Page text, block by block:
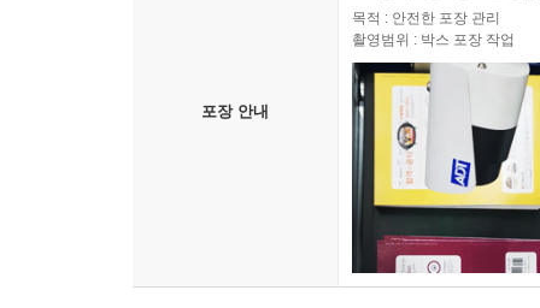
포장 안내
목적 : 안전한 포장 관리
촬영범위 : 박스 포장 작업